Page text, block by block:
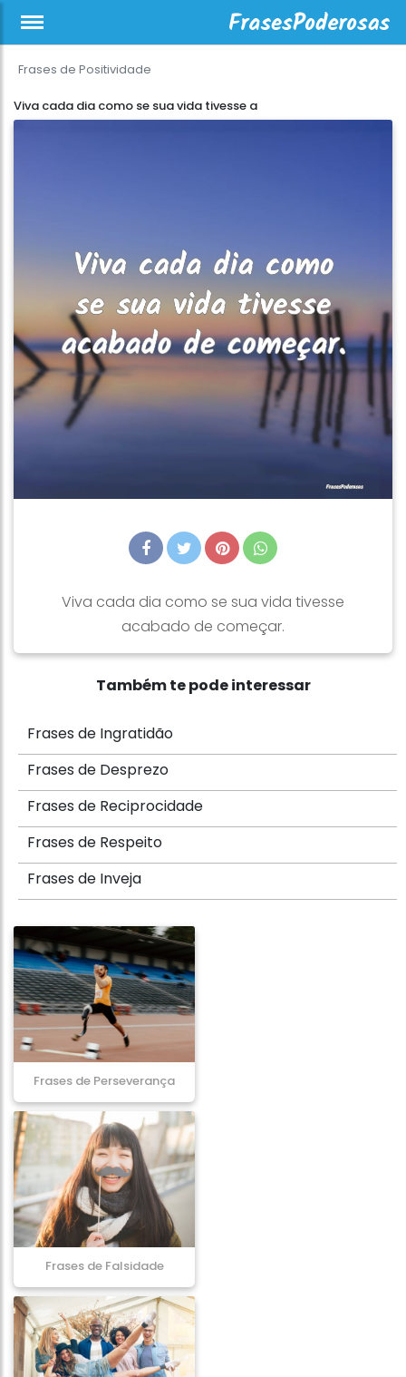
Frases de Positividade
Viva cada dia como se sua vida tivesse a
Viva cada dia como se sua vida tivesse
acabado de começar.
Também te pode interessar
Frases de Ingratidão
Frases de Desprezo
Frases de Reciprocidade
Frases de Respeito
Frases de Inveja
Frases de Perseverança
Frases de Falsidade